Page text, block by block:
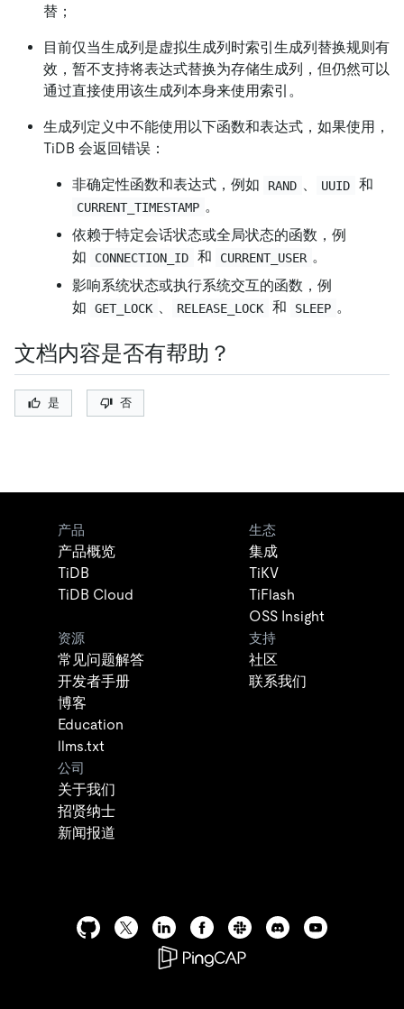
替；
目前仅当生成列是虚拟生成列时索引生成列替换规则有
效，暂不支持将表达式替换为存储生成列，但仍然可以
通过直接使用该生成列本身来使用索引。
生成列定义中不能使用以下函数和表达式，如果使用，
TiDB 会返回错误：
非确定性函数和表达式，例如 RAND 、 UUID 和
CURRENT_TIMESTAMP 。
依赖于特定会话状态或全局状态的函数，例
如
CONNECTION_ID 和 CURRENT_USER 。
影响系统状态或执行系统交互的函数，例
如
GET_LOCK 、 RELEASE_LOCK 和 SLEEP 。
文档内容是否有帮助？
是 否
产品
产品概览
TiDB
TiDB Cloud
生态
集成
TiKV
TiFlash
OSS Insight
资源
常见问题解答
开发者手册
博客
Education
llms.txt
支持
社区
联系我们
公司
关于我们
招贤纳士
新闻报道